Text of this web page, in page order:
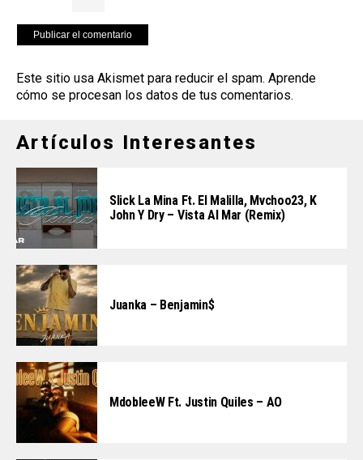
Este sitio usa Akismet para reducir el spam. Aprende
cómo se procesan los datos de tus comentarios.
Artículos Interesantes
Slick La Mina Ft. El Malilla, Mvchoo23, K
John Y Dry – Vista Al Mar (Remix)
Juanka – Benjamin$
MdobleeW Ft. Justin Quiles – AO